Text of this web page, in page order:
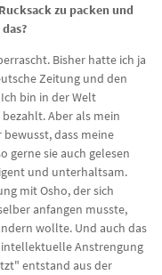
zu packen und
Bisher hatte ich ja
Zeitung und den
bin in der Welt
Aber als mein
dass meine
gerne sie auch gelesen
und unterhaltsam.
mit Osho, der sich
anfangen musste,
wollte. Und auch das
Anstrengung
entstand aus der